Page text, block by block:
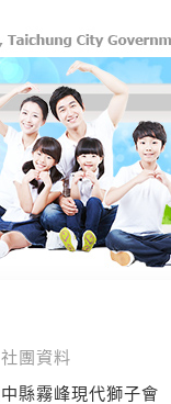
社團資料
縣霧峰現代獅子會